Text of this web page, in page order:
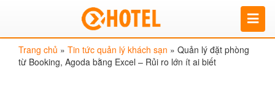
Trang chủ » Tin tức quản lý khách sạn » Quản lý đặt phòng
từ Booking, Agoda bằng Excel – Rủi ro lớn ít ai biết